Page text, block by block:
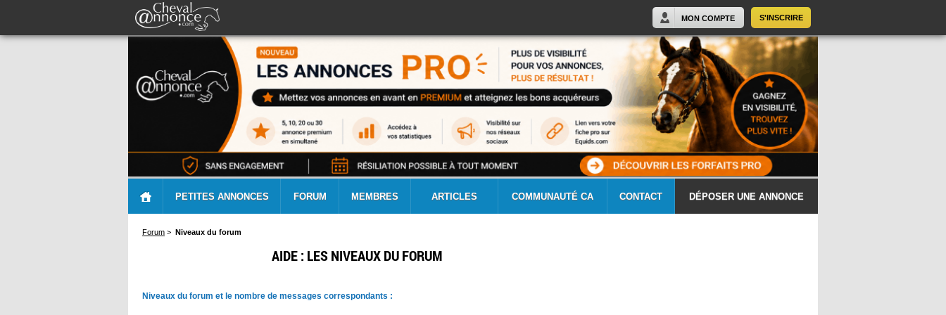
S'INSCRIRE
MON COMPTE
PETITES ANNONCES FORUM MEMBRES ARTICLES COMMUNAUTÉ CA CONTACT DÉPOSER UNE ANNONCE
Forum > Niveaux du forum
AIDE : LES NIVEAUX DU FORUM
Niveaux du forum et le nombre de messages correspondants :